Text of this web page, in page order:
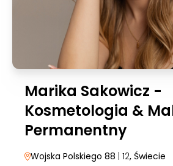
Marika Sakowicz -
Kosmetologia &
Permanentny
Wojska Polskiego 88 | 12, Świecie